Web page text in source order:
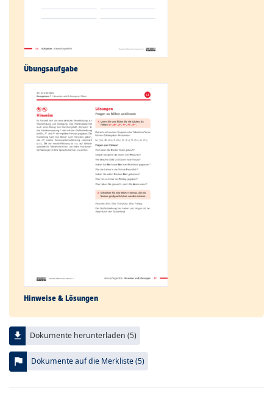
Übungs­aufgabe
Hinweise & Lösungen
file_download Dokumente herunterladen (5)
flag Dokumente auf die Merkliste (5)